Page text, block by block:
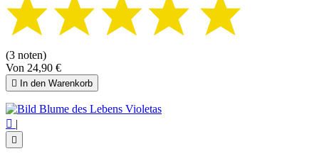
(3 noten)
Von 24,90 €
 In den Warenkorb
 |
